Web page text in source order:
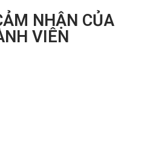
NHẬN CỦA
VIÊN